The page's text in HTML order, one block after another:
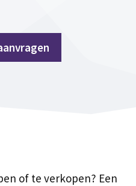
of te verkopen? Een